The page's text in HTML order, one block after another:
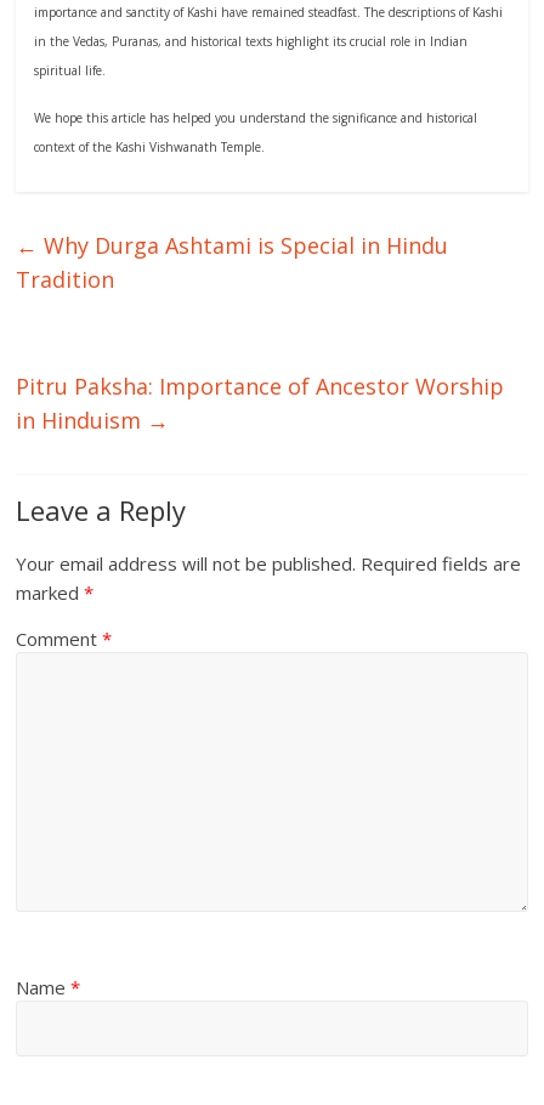
importance and sanctity of Kashi have remained steadfast. The descriptions of Kashi
in the Vedas, Puranas, and historical texts highlight its crucial role in Indian
spiritual life.
We hope this article has helped you understand the significance and historical
context of the Kashi Vishwanath Temple.
← Why Durga Ashtami is Special in Hindu
Tradition
Pitru Paksha: Importance of Ancestor Worship
in Hinduism →
Leave a Reply
Your email address will not be published. Required fields are
marked*
Comment*
Name*